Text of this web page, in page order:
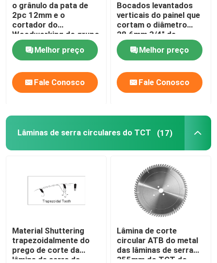
o grânulo da pata de
2pc 12mm e o
cortador do
Woodworking do grupo
da flauta fazem
banheiras de
hidromassagem
Melhor preço
Fale Conosco
Bocados levantados
verticais do painel que
cortam o diâmetro
28.6mm 3/4" de
alimentação
conservado em
estoque
Melhor preço
Fale Conosco
Lâminas de serra circulares do TCT (17)
Material Shuttering
trapezoidalmente do
prego de corte da
lâmina de serra da
Lâmina de corte
circular ATB do metal
das lâminas de serra
355mm do TCT do